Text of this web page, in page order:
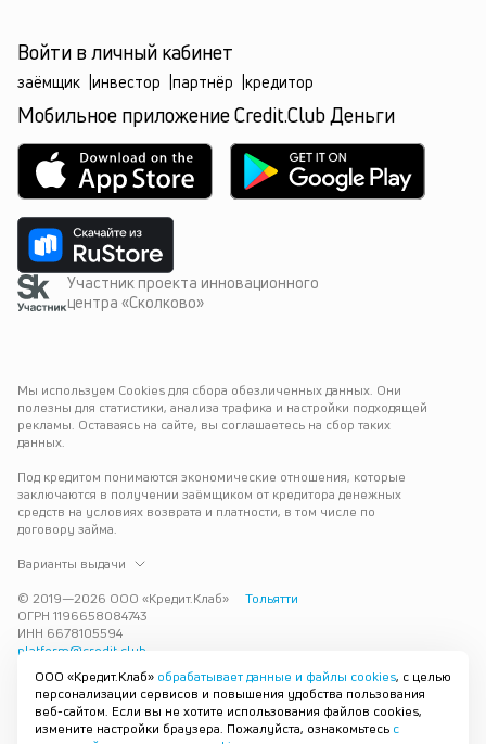
ООО «Кредит.Клаб» обрабатывает данные и файлы cookies, с целью
персонализации сервисов и повышения удобства пользования
веб-сайтом. Если вы не хотите использования файлов cookies,
измените настройки браузера. Пожалуйста, ознакомьтесь с
Мы используем Cookies для сбора обезличенных данных. Они
полезны для статистики, анализа трафика и настройки подходящей
рекламы. Оставаясь на сайте, вы соглашаетесь на сбор таких
данных.
Под кредитом понимаются экономические отношения, которые
заключаются в получении заёмщиком от кредитора денежных
средств на условиях возврата и платности, в том числе по
договору займа.
Варианты выдачи
© 2019—2026 ООО «Кредит.Клаб»
ОГРН 1196658084743
ИНН 6678105594
Тольятти
platform@credit.club
Кредит под залог недвижимости в Тольятти до 15 млн рублей —
срочно и без лишних справок. Получите деньги под залог
квартиры с плохой кредитной историей с одобрением за 30 минут.
Рассмотрим заявку и предложим наиболее подходящие условия
Войти в личный кабинет
заёмщик инвестор партнёр кредитор
Мобильное приложение Credit.Club Деньги
Участник проекта инновационного
центра «Сколково»